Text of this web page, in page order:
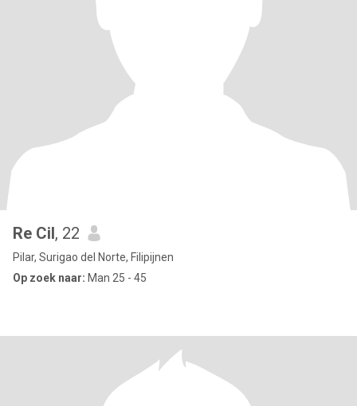
Re Cil, 22
Pilar, Surigao del Norte, Filipijnen
Op zoek naar: Man 25 - 45